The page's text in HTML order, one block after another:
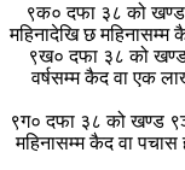
९क० दफा ३८ को खण्ड
महिनादेखि छ महिनासम्म
९ख० दफा ३८ को खण्ड
वर्षसम्म कैद वा एक
९ग० दफा ३८ को खण्ड
महिनासम्म कैद वा पचास